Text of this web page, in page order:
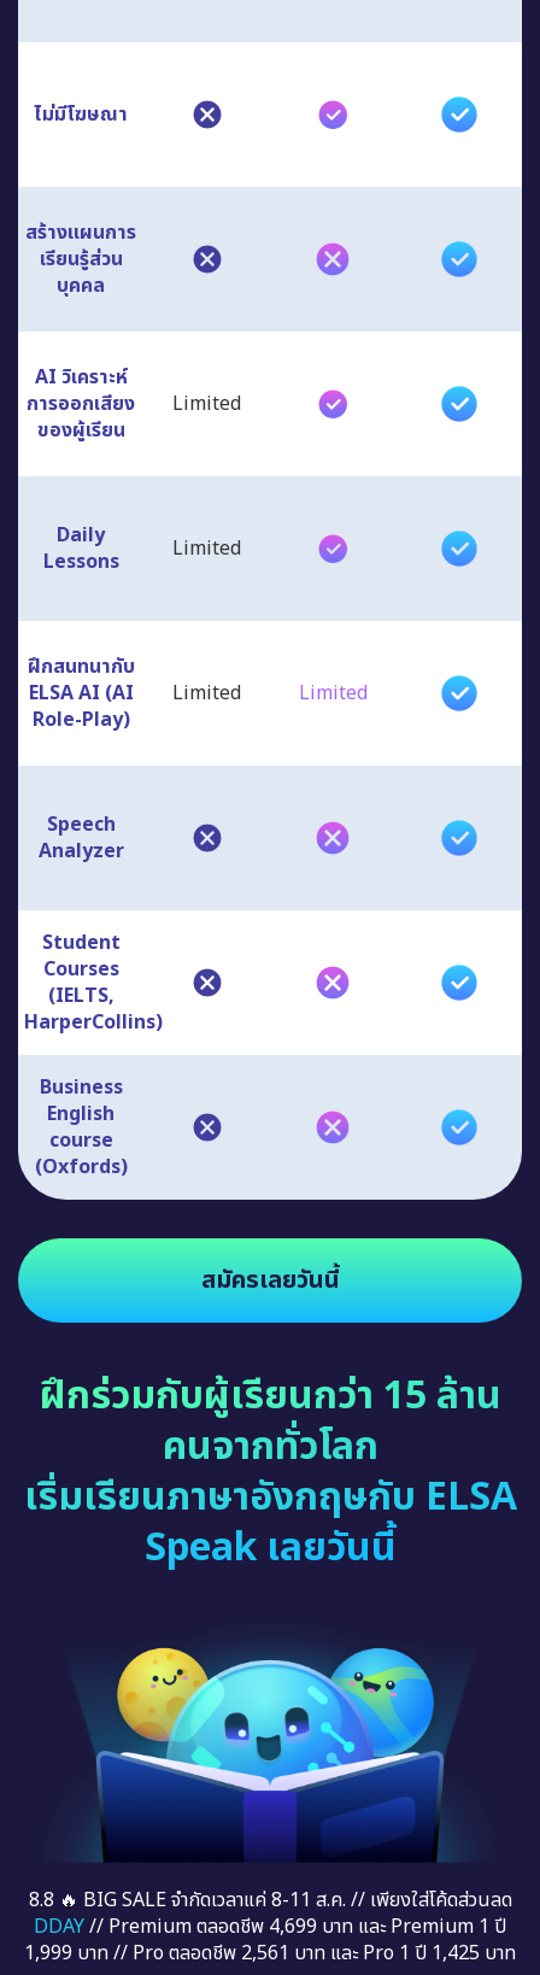
เรียนรู้ส่วน
บุคคล
การออกเสียง
ของผู้เรียน
Lessons
ELSA AI (AI
Role-Play)
Analyzer
Student
Courses
(IELTS,
HarperCollins)
Business
English
course
(Oxfords)
สมัครเลยวันนี้
ฝึกร่วมกับผู้เรียนกว่า 15 ล้าน
คนจากทั่วโลก
เริ่มเรียนภาษาอังกฤษกับ ELSA
Speak เลยวันนี้
8.8 🔥 BIG SALE จำกัดเวลาแค่ 8-11 ส.ค. // เพียงใส่โค้ดส่วนลด
DDAY// Premium ตลอดชีพ 4,699 บาท และ Premium 1 ปี
1,999 บาท // Pro ตลอดชีพ 2,561 บาท และ Pro 1 ปี 1,425 บาท